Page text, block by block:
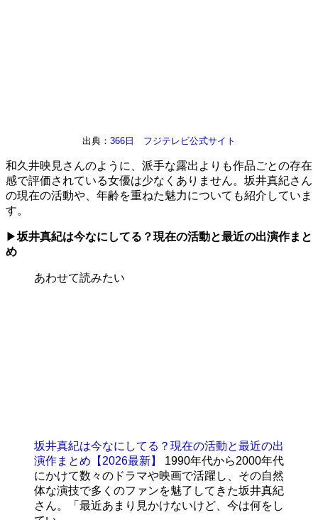
出典： 366日 フジテレビ公式サイト
和久井映見さんのように、派手な露出よりも作品ごとの存在
感で評価されている女優は少なくありません。坂井真紀さん
の現在の活動や、年齢を重ねた魅力についても紹介していま
す。
▶坂井真紀は今なにしてる？現在の活動と最近の出演作まと
め
あわせて読みたい
坂井真紀は今なにしてる？現在の活動と最近の出
演作まとめ【2026最新】
1990年代から2000年代
にかけて数々のドラマや映画で活躍し、その自然
体な演技で多くのファンを魅了してきた坂井真紀
さん。「最近あまり見かけないけど、今は何をし